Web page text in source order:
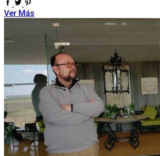
Ver Más